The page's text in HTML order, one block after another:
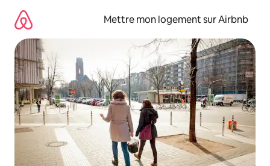
directement
contenu
Mettre mon logement sur Airbnb